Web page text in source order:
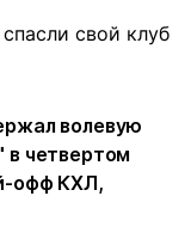
волевую
четвертом
офф КХЛ,